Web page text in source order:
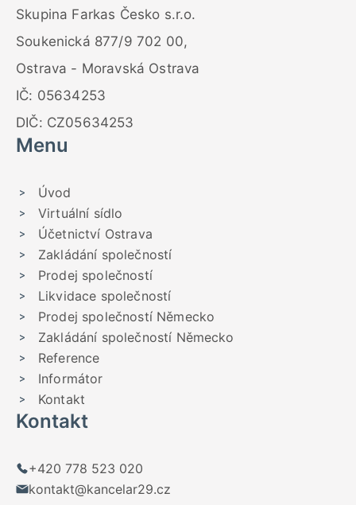
Skupina Farkas Česko s.r.o.
Soukenická 877/9 702 00,
Ostrava - Moravská Ostrava
IČ: 05634253
DIČ: CZ05634253
Menu
Úvod
Virtuální sídlo
Účetnictví Ostrava
Zakládání společností
Prodej společností
Likvidace společností
Prodej společností Německo
Zakládání společností Německo
Reference
Informátor
Kontakt
Kontakt
+420 778 523 020
kontakt@kancelar29.cz